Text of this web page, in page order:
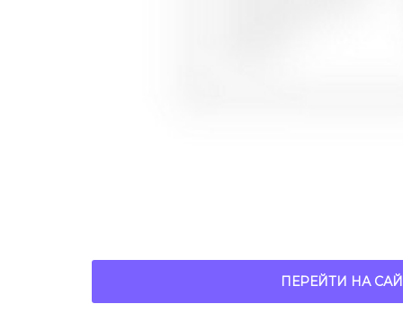
ПЕРЕЙТИ НА